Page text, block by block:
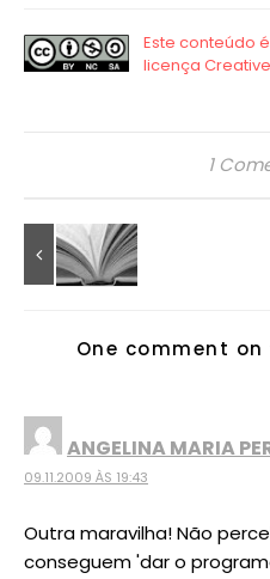
1
One comment on
ANGELINA MARIA
09.11.2009 ÀS 19:43
Outra maravilha! Não
conseguem 'dar o